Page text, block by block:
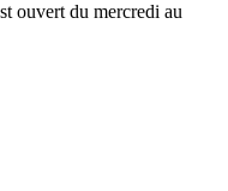
ouvert du mercredi au